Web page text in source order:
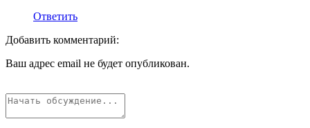
Ответить
Добавить комментарий:
Ваш адрес email не будет опубликован.